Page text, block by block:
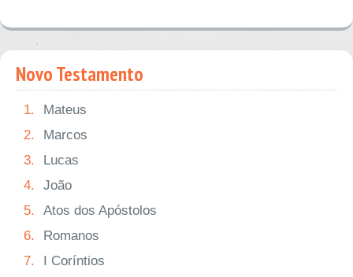
Novo Testamento
1.
Mateus
2.
Marcos
3.
Lucas
4.
João
5.
Atos dos Apóstolos
6.
Romanos
7.
I Coríntios